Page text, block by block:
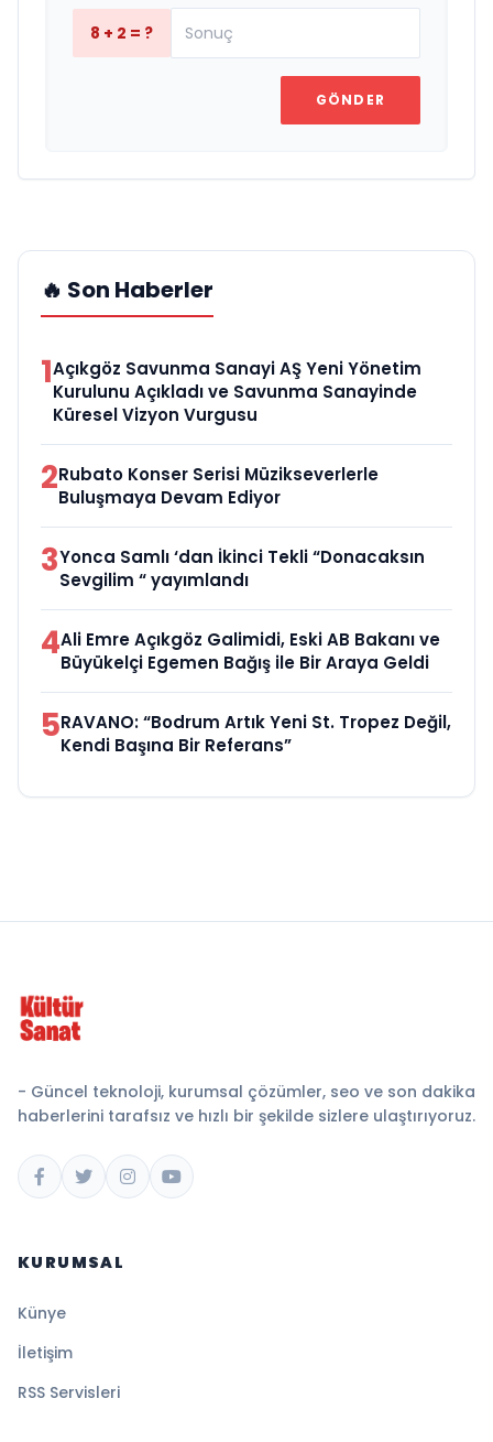
8 + 2 = ?
GÖNDER
🔥 Son Haberler
1Açıkgöz Savunma Sanayi AŞ Yeni Yönetim
Kurulunu Açıkladı ve Savunma Sanayinde
Küresel Vizyon Vurgusu
2Rubato Konser Serisi Müzikseverlerle
Buluşmaya Devam Ediyor
3Yonca Samlı ‘dan İkinci Tekli “Donacaksın
Sevgilim “ yayımlandı
4Ali Emre Açıkgöz Galimidi, Eski AB Bakanı ve
Büyükelçi Egemen Bağış ile Bir Araya Geldi
5RAVANO: “Bodrum Artık Yeni St. Tropez Değil,
Kendi Başına Bir Referans”
- Güncel teknoloji, kurumsal çözümler, seo ve son dakika
haberlerini tarafsız ve hızlı bir şekilde sizlere ulaştırıyoruz.
KURUMSAL
Künye
İletişim
RSS Servisleri